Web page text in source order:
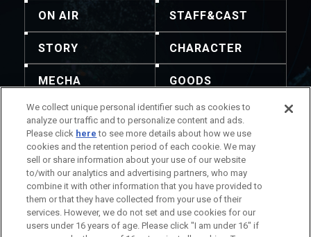
ON AIR STAFF&CAST
STORY CHARACTER
MECHA GOODS
GALLERY MUSIC
Blu-ray & DVD &
DLP
THEATER
注意：内容および画像の転載はお断りいたします。
We collect unique personal identifier such as cookies to
analyze our traffic and to personalize content and ads.
Please click here to see more details about how we use
cookies and the retention period of each cookie. We may
sell or share information about your use of our website
to/with our analytics and advertising partners, who may
combine it with other information that you have provided to
them or that they have collected from your use of their
services. However, we do not set and use cookies for our
users under 16 years of age. Please click "I am under 16" if